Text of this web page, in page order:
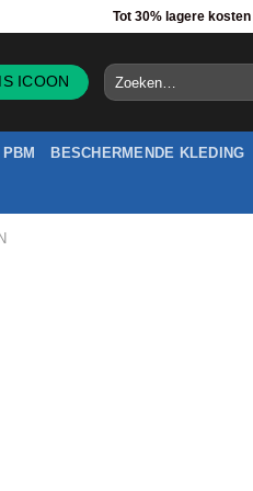
Tot 30% lagere kosten
Zoeken
naar:
PBM BESCHERMENDE KLEDING